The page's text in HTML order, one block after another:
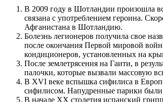
В 2009 году в Шотландии произошла
связана с употреблением героина.
Афганистана в Шотландию.
Болезнь легионеров получила свое
после окончания Первой мировой
кондиционеров, установленных на
После землетрясения на Гаити, в
палочки, которые вызвали массовую
В XVI веке вспышка сифилиса в
сифилисом. Напудренные парики были
В начале XX столетия испанский